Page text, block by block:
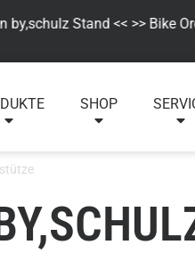
Stand << >> Bike
SHOP